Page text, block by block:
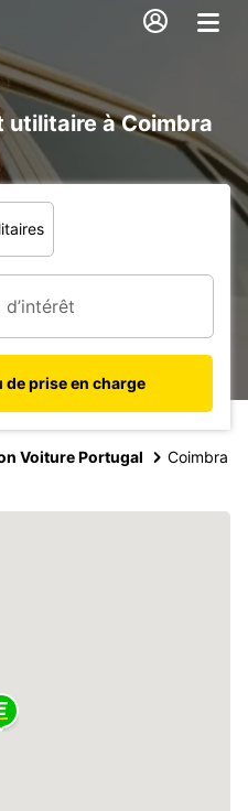
utilitaire à Coimbra
de prise en charge
Voiture Portugal Coimbra